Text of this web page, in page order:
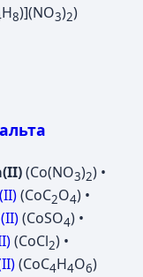
H8)](NO3)2)
(Co(NO3)2) •
(CoC2O4) •
(CoSO4) •
(CoCl2) •
(CoC4H4O6)